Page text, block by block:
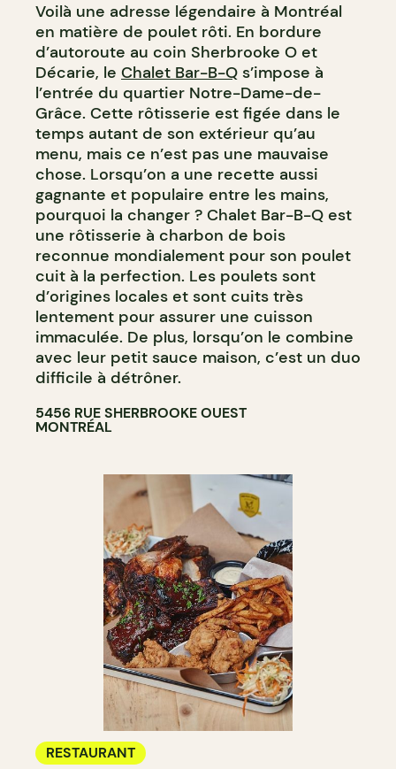
Voilà une adresse légendaire à Montréal
en matière de poulet rôti. En bordure
d’autoroute au coin Sherbrooke O et
Décarie, le Chalet Bar-B-Q s’impose à
l’entrée du quartier Notre-Dame-de-
Grâce. Cette rôtisserie est figée dans le
temps autant de son extérieur qu’au
menu, mais ce n’est pas une mauvaise
chose. Lorsqu’on a une recette aussi
gagnante et populaire entre les mains,
pourquoi la changer ? Chalet Bar-B-Q est
une rôtisserie à charbon de bois
reconnue mondialement pour son poulet
cuit à la perfection. Les poulets sont
d’origines locales et sont cuits très
lentement pour assurer une cuisson
immaculée. De plus, lorsqu’on le combine
avec leur petit sauce maison, c’est un duo
difficile à détrôner.
5456 RUE SHERBROOKE OUEST
MONTRÉAL
RESTAURANT